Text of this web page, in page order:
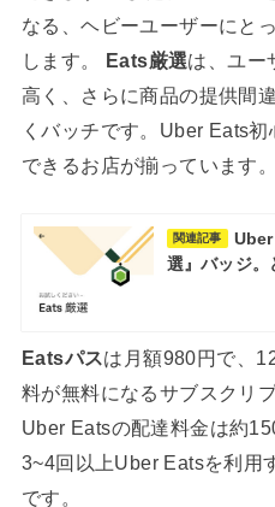
なる、ヘビーユーザーにと
します。 Eats厳選は、ユー
高く、さらに商品の提供間
くバッチです。Uber Eats
できるお店が揃っています。
関連記事
選』バッジ。
Eatsパスは月額980円で、
料が無料になるサブスクリ
Uber Eatsの配達料金は約
3~4回以上Uber Eatsを利用
です。